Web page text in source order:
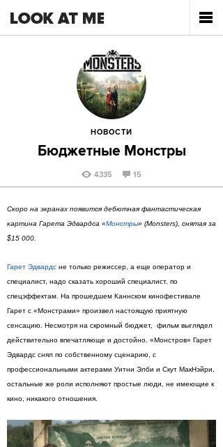
НОВОСТИ
Бюджетные Монстры
4335 15
Скоро на экранах появится дебютная фантастическая
картина Гарета Эдвардса «Монстры» (Monsters), снятая за
$15 000.
Гарет Эдвардс не только режиссер, а еще оператор и
специалист, надо сказать хороший специалист, по
спецэффектам. На прошедшем Каннском кинофестивале
Гарет с «Монстрами» произвел настоящую приятную
сенсацию. Несмотря на скромный бюджет, фильм выглядел
действительно впечатляюще и достойно. «Монстров» Гарет
Эдвардс снял по собственному сценарию, с
профессиональными актерами Уитни Элби и Скут МакНэйри,
остальные же роли исполняют простые люди, не имеющие к
кино, никакого отношения.